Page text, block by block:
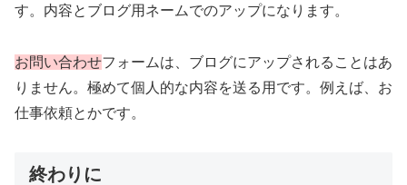
す。内容とブログ用ネームでのアップになります。
お問い合わせフォームは、ブログにアップされることはあ
りません。極めて個人的な内容を送る用です。例えば、お
仕事依頼とかです。
終わりに